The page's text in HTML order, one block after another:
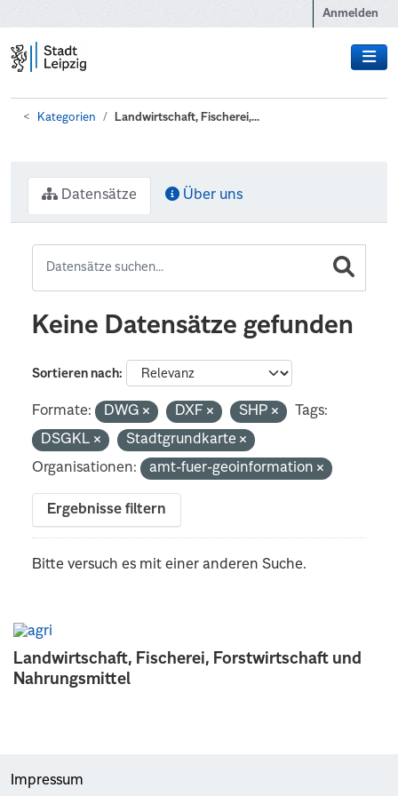
Anmelden
Kategorien Landwirtschaft, Fischerei,...
Landwirtschaft, Fischerei, Forstwirtschaft und
Nahrungsmittel
Datensätze Über uns
Keine Datensätze gefunden
Sortieren nach
Formate: DWG DXF SHP
Tags:
DSGKL
Stadtgrundkarte
Organisationen:
amt-fuer-geoinformation
Ergebnisse filtern
Bitte versuch es mit einer anderen Suche.
Impressum